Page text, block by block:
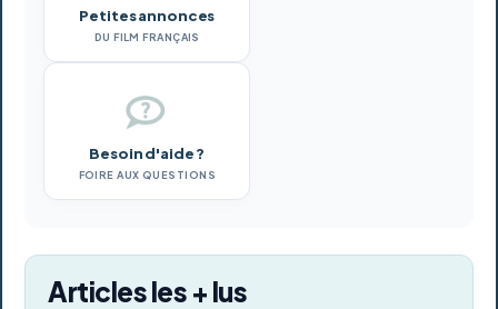
Petites annonces
DU FILM FRANÇAIS
Besoin d'aide ?
FOIRE AUX QUESTIONS
Articles les + lus